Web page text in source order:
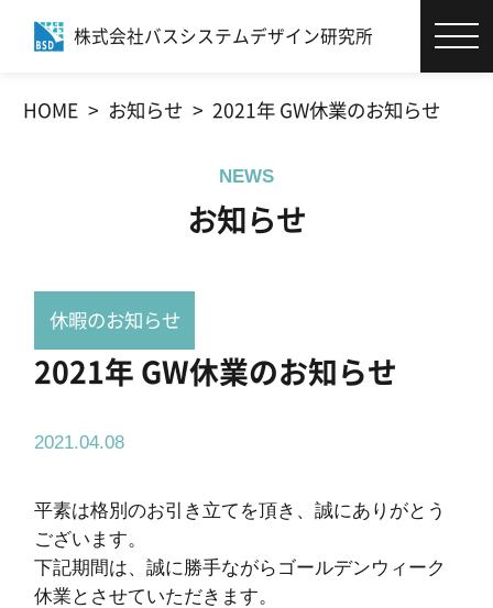
株式会社バスシステムデザイン研究所
エコバスリフォーム®とは
お客様サポート
施工事例
採用情報
協力業者募集
HOME お知らせ 2021年 GW休業のお知らせ
NEWS
お知らせ
休暇のお知らせ
2021年 GW休業のお知らせ
2021.04.08
平素は格別のお引き立てを頂き、誠にありがとう
ございます。
下記期間は、誠に勝手ながらゴールデンウィーク
休業とさせていただきます。